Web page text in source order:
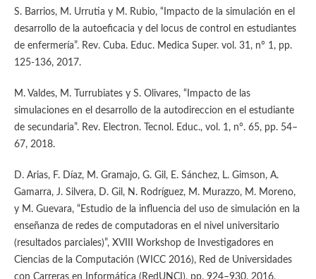
S. Barrios, M. Urrutia y M. Rubio, “Impacto de la simulación en el
desarrollo de la autoeficacia y del locus de control en estudiantes
de enfermería”. Rev. Cuba. Educ. Medica Super. vol. 31, n° 1, pp.
125-136, 2017.
M. Valdes, M. Turrubiates y S. Olivares, “Impacto de las
simulaciones en el desarrollo de la autodireccion en el estudiante
de secundaria”. Rev. Electron. Tecnol. Educ., vol. 1, n°. 65, pp. 54–
67, 2018.
D. Arias, F. Díaz, M. Gramajo, G. Gil, E. Sánchez, L. Gimson, A.
Gamarra, J. Silvera, D. Gil, N. Rodríguez, M. Murazzo, M. Moreno,
y M. Guevara, “Estudio de la influencia del uso de simulación en la
enseñanza de redes de computadoras en el nivel universitario
(resultados parciales)”, XVIII Workshop de Investigadores en
Ciencias de la Computación (WICC 2016), Red de Universidades
con Carreras en Informática (RedUNCI), pp. 924–930, 2016.